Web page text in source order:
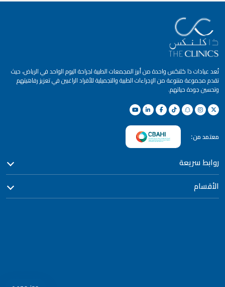
تُعد عيادات ذا كلنكس واحدة من أبرز المجمعات الطبية لجراحة اليوم الواحد في الرياض، حيث
تقدم مجموعة متنوعة من الإجراءات الطبية والتجميلية للأفراد الراغبين في تعزيز رفاهيتهم
وتحسين جودة حياتهم.
معتمد من:
روابط سريعة
الأقسام